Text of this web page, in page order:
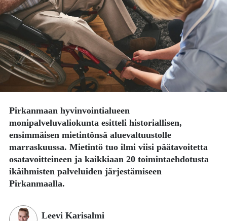
Pirkanmaan hyvinvointialueen
monipalveluvaliokunta esitteli historiallisen,
ensimmäisen mietintönsä aluevaltuustolle
marraskuussa. Mietintö tuo ilmi viisi päätavoitetta
osatavoitteineen ja kaikkiaan 20 toimintaehdotusta
ikäihmisten palveluiden järjestämiseen
Pirkanmaalla.
Leevi Karisalmi